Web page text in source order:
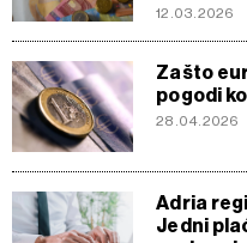
12.03.2026
Zašto
pogodi
28.04.2026
Adria
Jedni